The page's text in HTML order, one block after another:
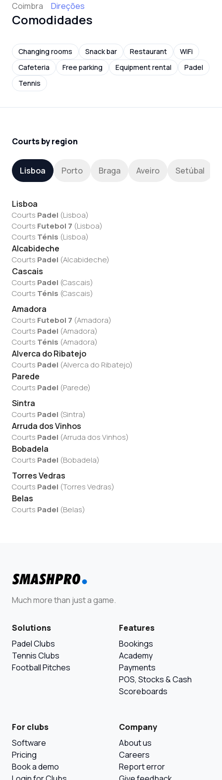
Coimbra
Direções
Comodidades
Changing rooms Snack bar Restaurant
WiFi
Cafeteria
Free parking Equipment rental
Padel
Tennis
Courts by region
Lisboa Porto Braga Aveiro Setúbal
Lisboa
Courts Padel (Lisboa)
Courts Futebol 7 (Lisboa)
Courts Ténis (Lisboa)
Alcabideche
Courts Padel (Alcabideche)
Cascais
Courts Padel (Cascais)
Courts Ténis (Cascais)
Amadora
Courts Futebol 7 (Amadora)
Courts Padel (Amadora)
Courts Ténis (Amadora)
Alverca do Ribatejo
Courts Padel (Alverca do Ribatejo)
Parede
Courts Padel (Parede)
Sintra
Courts Padel (Sintra)
Arruda dos Vinhos
Courts Padel (Arruda dos Vinhos)
Bobadela
Courts Padel (Bobadela)
Torres Vedras
Courts Padel (Torres Vedras)
Belas
Courts Padel (Belas)
Much more than just a game.
Solutions
Padel Clubs
Tennis Clubs
Football Pitches
Features
Bookings
Academy
Payments
POS, Stocks & Cash
Scoreboards
For clubs
Software
Pricing
Book a demo
Company
About us
Careers
Report error